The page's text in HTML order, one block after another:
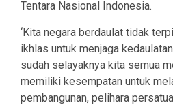
Tentara Nasional Indonesia.
‘Kita negara berdaulat tidak
ikhlas untuk menjaga
sudah selayaknya kita semua
memiliki kesempatan untuk
pembangunan, pelihara